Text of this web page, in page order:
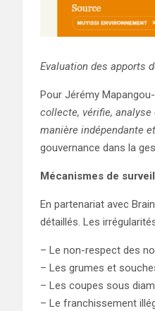
Evaluation des apports
Pour Jérémy
collecte, vérifie,
manière indépendante
gouvernance dans la
Mécanismes de
En partenariat avec
détaillés. Les
– Le non-respect des
– Les grumes et
– Les coupes sous
– Le franchissement